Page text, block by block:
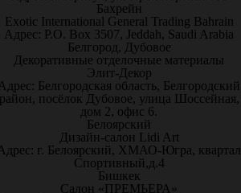
Бахрейн
Exotic International General Trading Bahrain
Адрес: P.O. Box 3507, Jeddah, Saudi Arabia
Белгород, Дубовое
Декоративные отделочные материалы
Элит-Декор
Белгородская область, Белгородский
посёлок Дубовое, улица Шоссейная,
дом 2, офис 6.
Белоярский
Дизайн-салон Lidi Art
г. Белоярский, ХМАО-Югра, квартал
Спортивный,д.4
Бишкек
Салон «ПРЕМЬЕРА»